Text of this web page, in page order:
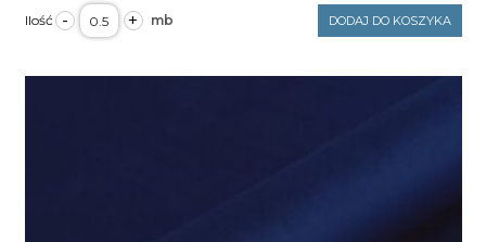
- ilość
Sztuczne
Futerko
Teddy
+ DODAJ DO KOSZYKA